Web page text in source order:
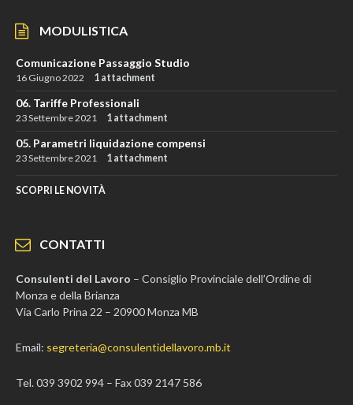
MODULISTICA
Comunicazione Passaggio Studio
16 Giugno 2022 1 attachment
06. Tariffe Professionali
23 Settembre 2021 1 attachment
05. Parametri liquidazione compensi
23 Settembre 2021 1 attachment
SCOPRI LE NOVITÀ
CONTATTI
Consulenti del Lavoro – Consiglio Provinciale dell’Ordine di
Monza e della Brianza
Via Carlo Prina 22 – 20900 Monza MB
Email: segreteria@consulentidellavoro.mb.it
Tel. 039 3902 994 – Fax 039 2147 586